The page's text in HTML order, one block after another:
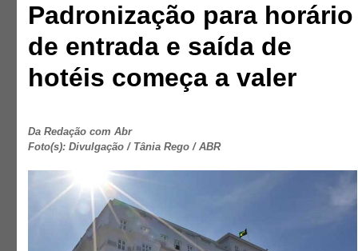
Padronização para horário
de entrada e saída de
hotéis começa a valer
Da Redação com Abr
Foto(s): Divulgação / Tânia Rego / ABR